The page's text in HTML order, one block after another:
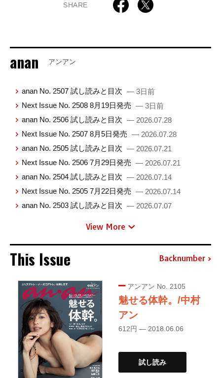
SHARE
anan アンアン
anan No. 2507 試し読みと目次 — 3日前
Next Issue No. 2508 8月19日発売 — 3日前
anan No. 2506 試し読みと目次 — 2026.07.28
Next Issue No. 2507 8月5日発売 — 2026.07.28
anan No. 2505 試し読みと目次 — 2026.07.21
Next Issue No. 2506 7月29日発売 — 2026.07.21
anan No. 2504 試し読みと目次 — 2026.07.14
Next Issue No. 2505 7月22日発売 — 2026.07.14
anan No. 2503 試し読みと目次 — 2026.07.07
View More
This Issue Backnumber
アンアン No. 2105
魅せる体幹。/中村
アン
612円 — 2018.06.06
試し読み